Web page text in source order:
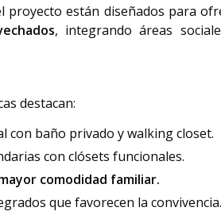
proyecto están diseñados para
, integrando áreas
destacan:
con baño privado y walking closet.
con clósets funcionales.
comodidad familiar.
que favorecen la convivencia.